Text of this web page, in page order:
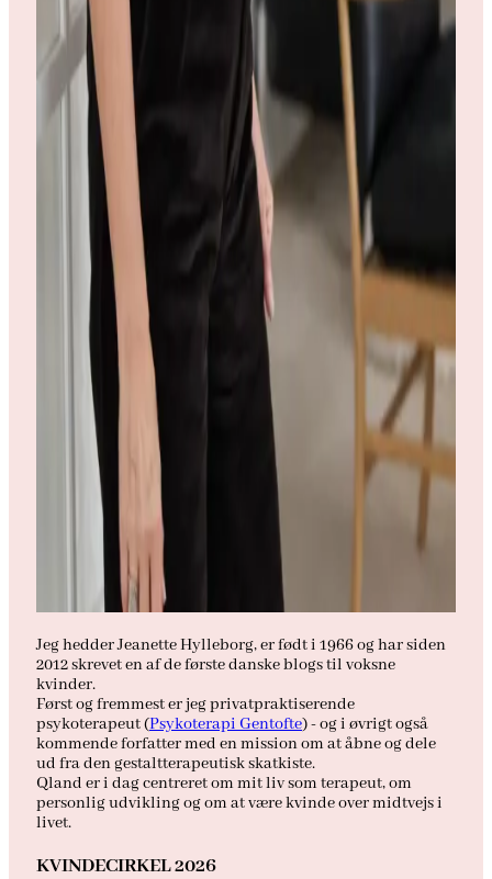
Jeg hedder Jeanette Hylleborg, er født i 1966 og har siden
2012 skrevet en af de første danske blogs til voksne
kvinder.
Først og fremmest er jeg privatpraktiserende
psykoterapeut (Psykoterapi Gentofte) - og i øvrigt også
kommende forfatter med en mission om at åbne og dele
ud fra den gestaltterapeutisk skatkiste.
Qland er i dag centreret om mit liv som terapeut, om
personlig udvikling og om at være kvinde over midtvejs i
livet.
KVINDECIRKEL 2026